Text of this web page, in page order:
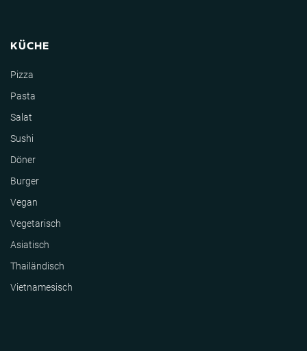
KÜCHE
Pizza
Pasta
Salat
Sushi
Döner
Burger
Vegan
Vegetarisch
Asiatisch
Thailändisch
Vietnamesisch